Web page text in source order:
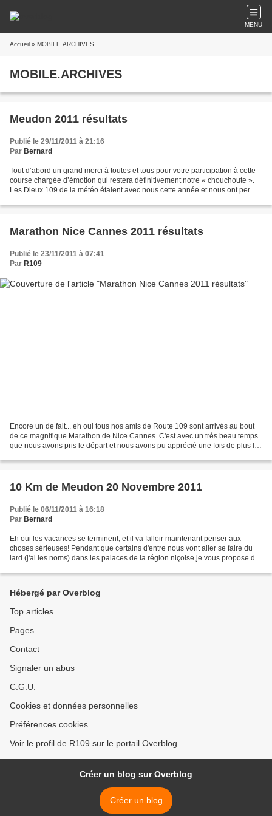
MENU
Accueil » MOBILE.ARCHIVES
MOBILE.ARCHIVES
Meudon 2011 résultats
Publié le 29/11/2011 à 21:16
Par Bernard
Tout d’abord un grand merci à toutes et tous pour votre participation à cette
course chargée d’émotion qui restera définitivement notre « chouchoute ».
Les Dieux 109 de la météo étaient avec nous cette année et nous ont permis
Marathon Nice Cannes 2011 résultats
Publié le 23/11/2011 à 07:41
Par R109
Encore un de fait... eh oui tous nos amis de Route 109 sont arrivés au bout
de ce magnifique Marathon de Nice Cannes. C'est avec un trés beau temps
que nous avons pris le départ et nous avons pu apprécié une fois de plus le
10 Km de Meudon 20 Novembre 2011
Publié le 06/11/2011 à 16:18
Par Bernard
Eh oui les vacances se terminent, et il va falloir maintenant penser aux
choses sérieuses! Pendant que certains d'entre nous vont aller se faire du
lard (j'ai les noms) dans les palaces de la région niçoise,je vous propose de
Hébergé par Overblog
Top articles
Pages
Contact
Signaler un abus
C.G.U.
Cookies et données personnelles
Préférences cookies
Voir le profil de R109 sur le portail Overblog
Créer un blog sur Overblog
Créer un blog